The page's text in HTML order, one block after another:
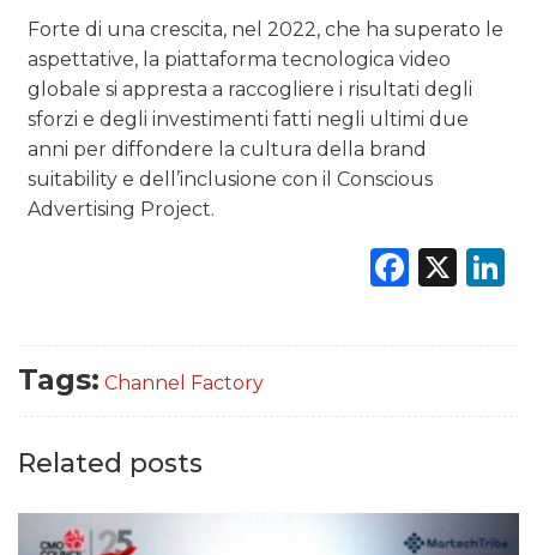
Forte di una crescita, nel 2022, che ha superato le
aspettative, la piattaforma tecnologica video
globale si appresta a raccogliere i risultati degli
sforzi e degli investimenti fatti negli ultimi due
anni per diffondere la cultura della brand
suitability e dell’inclusione con il Conscious
Advertising Project.
X
Tags: Channel Factory
Related posts